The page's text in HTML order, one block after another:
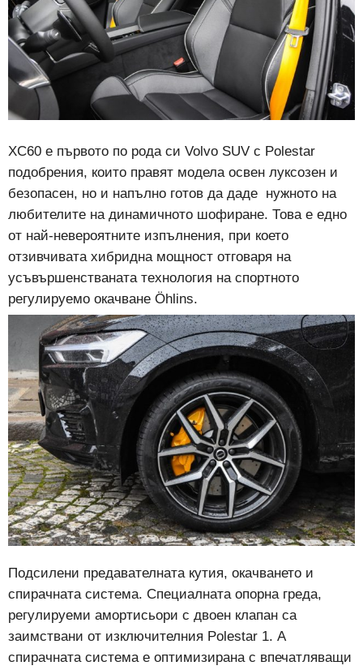
XC60 е първото по рода си Volvo SUV с Polestar
подобрения, които правят модела освен луксозен и
безопасен, но и напълно готов да даде нужното на
любителите на динамичното шофиране. Това е едно
от най-невероятните изпълнения, при което
отзивчивата хибридна мощност отговаря на
усъвършенстваната технология на спортното
регулируемо окачване Öhlins.
Подсилени предавателната кутия, окачването и
спирачната система. Специалната опорна греда,
регулируеми амортисьори с двоен клапан са
заимствани от изключителния Polestar 1. А
спирачната система е оптимизирана с впечатляващи